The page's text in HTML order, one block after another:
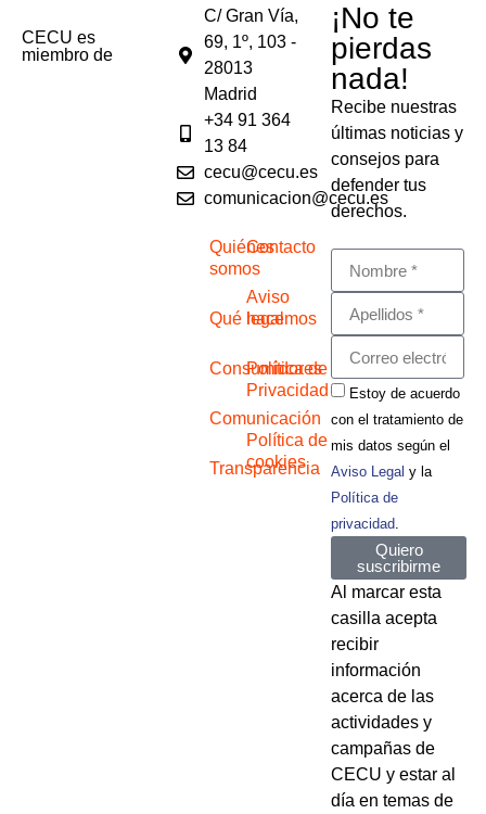
CECU es
miembro de
C/ Gran Vía,
69, 1º, 103 -
28013
Madrid
+34 91 364
13 84
cecu@cecu.es
comunicacion@cecu.es
Quiénes
somos
Qué hacemos
Consumidores
Comunicación
Transparencia
Contacto
Aviso
legal
Política de
Privacidad
Política de
cookies
¡No te
pierdas
nada!
Recibe nuestras
últimas noticias y
consejos para
defender tus
derechos.
Estoy de acuerdo
con el tratamiento de
mis datos según el
Aviso Legal y la
Política de
privacidad
Quiero
suscribirme
Al marcar esta
casilla acepta
recibir
información
acerca de las
actividades y
campañas de
CECU y estar al
día en temas de